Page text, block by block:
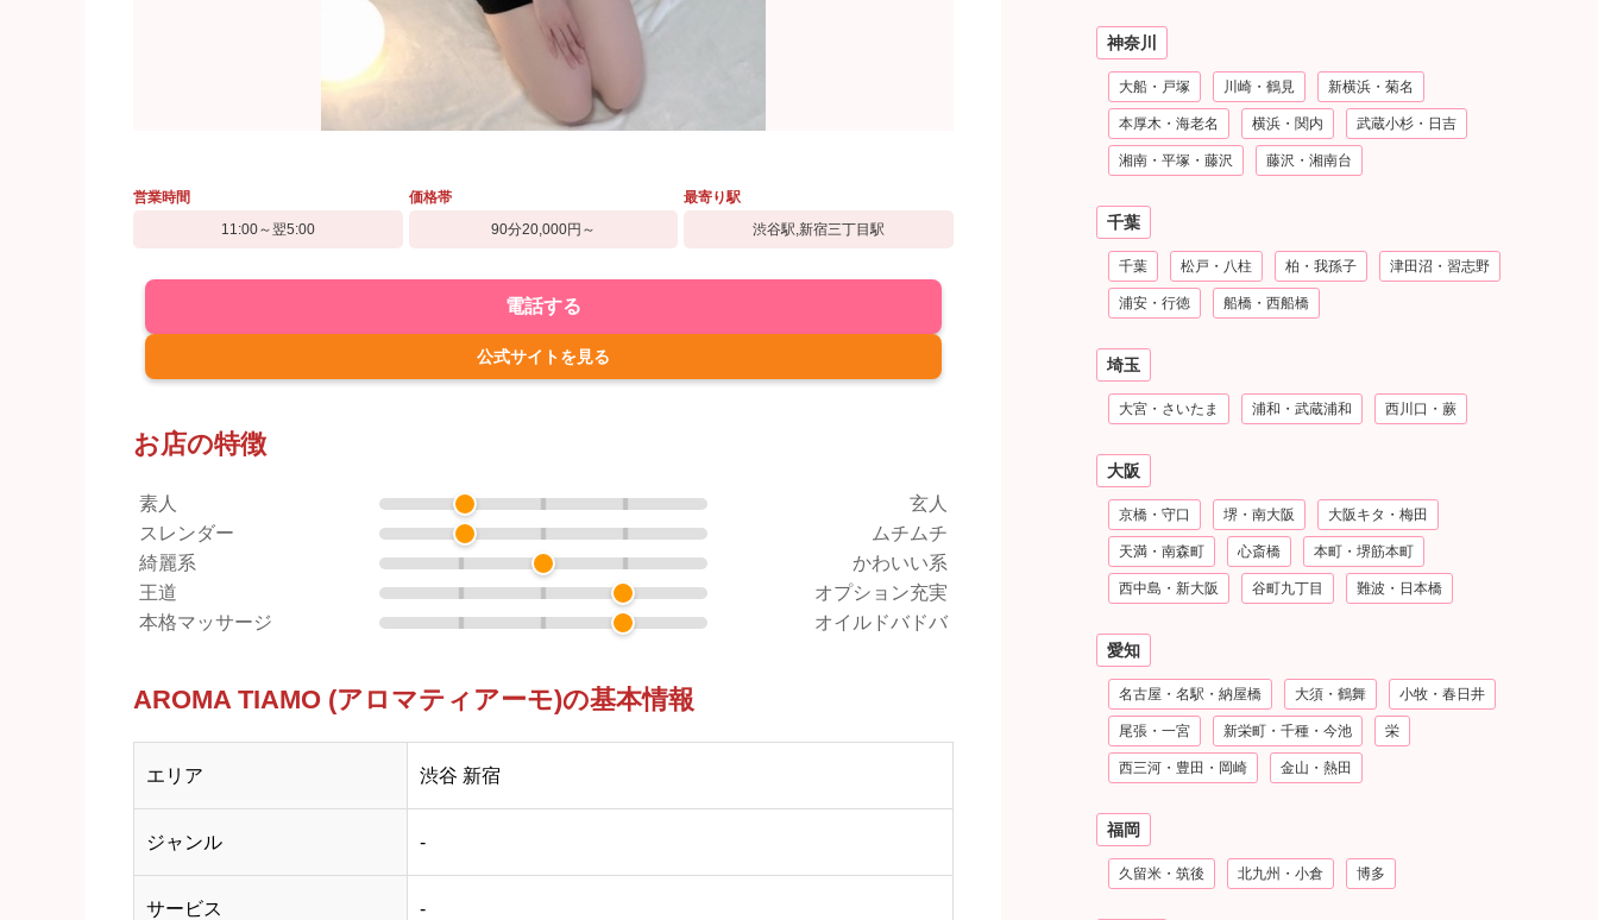
営業時間
11:00～翌5:00
価格帯
90分20,000円～
最寄り駅
渋谷駅,新宿三丁目駅
電話する
公式サイトを見る
お店の特徴
素人
玄人
スレンダー
ムチムチ
綺麗系
かわいい系
王道
オプション充実
本格マッサージ
オイルドバドバ
AROMA TIAMO (アロマティアーモ)の基本情報
エリア 渋谷 新宿
ジャンル -
サービス -
神奈川
大船・戸塚 川崎・鶴見 新横浜・菊名
本厚木・海老名 横浜・関内 武蔵小杉・日吉
湘南・平塚・藤沢 藤沢・湘南台
千葉
千葉 松戸・八柱 柏・我孫子 津田沼・習志野
浦安・行徳 船橋・西船橋
埼玉
大宮・さいたま 浦和・武蔵浦和 西川口・蕨
大阪
京橋・守口 堺・南大阪 大阪キタ・梅田
天満・南森町 心斎橋 本町・堺筋本町
西中島・新大阪 谷町九丁目 難波・日本橋
愛知
名古屋・名駅・納屋橋 大須・鶴舞 小牧・春日井
尾張・一宮 新栄町・千種・今池 栄
西三河・豊田・岡崎 金山・熱田
福岡
久留米・筑後 北九州・小倉 博多